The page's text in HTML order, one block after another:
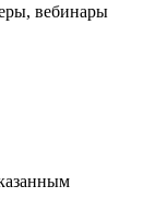
вебинары